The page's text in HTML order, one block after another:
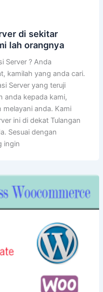
di sekitar
lah orangnya
Server ? Anda
kamilah yang anda cari.
Server yang teruji
anda kepada kami,
anda. Kami
ini di dekat Tulangan
Sesuai dengan
ingin